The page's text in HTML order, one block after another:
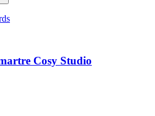
Cosy Studio